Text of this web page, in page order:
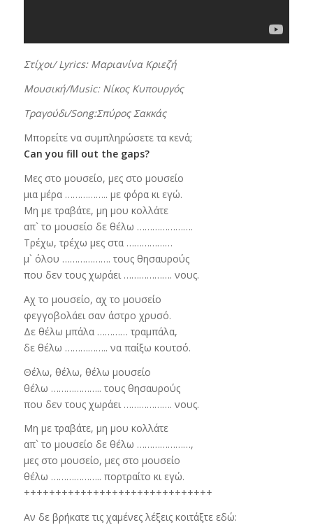
Στίχοι/ Lyrics: Μαριανίνα Κριεζή
Μουσική/Music: Νίκος Κυπουργός
Τραγούδι/Song:Σπύρος Σακκάς
Μπορείτε να συμπληρώσετε τα κενά;
Can you fill out the gaps?
Μες στο μουσείο, μες στο μουσείο
μια μέρα …………….. με φόρα κι εγώ.
Μη με τραβάτε, μη μου κολλάτε
απ` το μουσείο δε θέλω ………………….
Τρέχω, τρέχω μες στα ………………
μ` όλου ………………. τους θησαυρούς
που δεν τους χωράει ………………. νους.
Αχ το μουσείο, αχ το μουσείο
φεγγοβολάει σαν άστρο χρυσό.
Δε θέλω μπάλα ………… τραμπάλα,
δε θέλω …………….. να παίξω κουτσό.
Θέλω, θέλω, θέλω μουσείο
θέλω ……………….. τους θησαυρούς
που δεν τους χωράει ………………. νους.
Μη με τραβάτε, μη μου κολλάτε
απ` το μουσείο δε θέλω …………………,
μες στο μουσείο, μες στο μουσείο
θέλω ……………….. πορτραίτο κι εγώ.
++++++++++++++++++++++++++++++
Αν δε βρήκατε τις χαμένες λέξεις κοιτάξτε εδώ: